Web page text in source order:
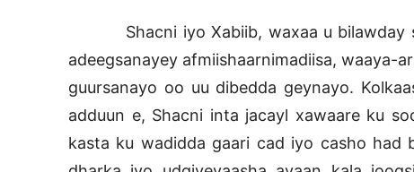
Shacni iyo Xabiib, waxaa u bilawday
adeegsanayey afmiishaarnimadiisa, waaya-
guursanayo oo uu dibedda geynayo.
adduun e, Shacni inta jacayl xawaare ku
kasta ku wadidda gaari cad iyo casho had